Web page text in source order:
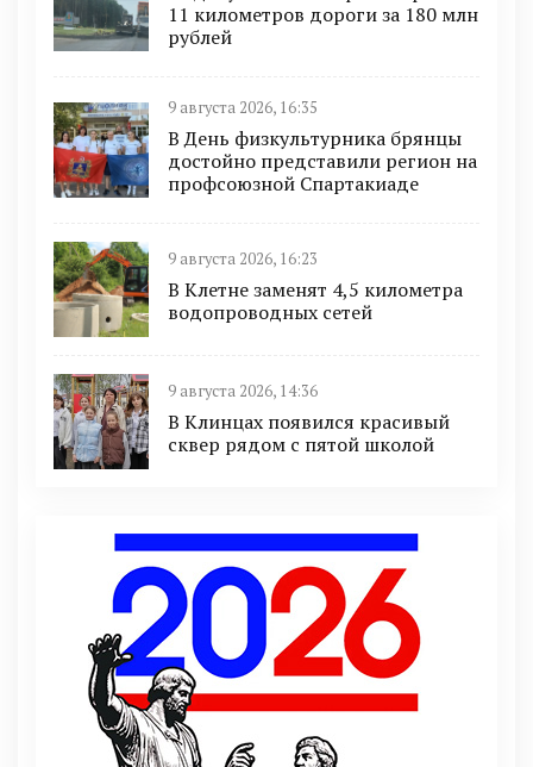
11 километров дороги за 180 млн
рублей
9 августа 2026, 16:35
В День физкультурника брянцы
достойно представили регион на
профсоюзной Спартакиаде
9 августа 2026, 16:23
В Клетне заменят 4,5 километра
водопроводных сетей
9 августа 2026, 14:36
В Клинцах появился красивый
сквер рядом с пятой школой